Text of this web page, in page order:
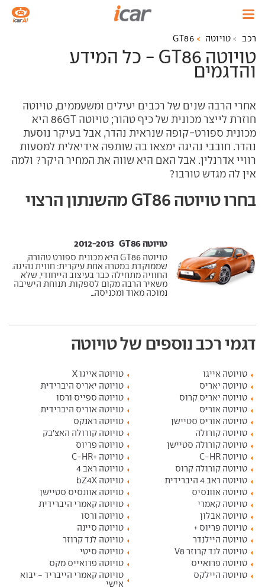
רכב טויוטה GT86
טויוטה GT86 - כל המידע
והדגמים
אחרי הרבה שנים של רכבים יעילים ומשעממים, טויוטה
חוזרת לייצר מכונית של כיף טהור; טויוטה GT
86 היא
מכונית ספורט-קופה שנראית נהדר, אבל בעיקר נוסעת
נהדר. חובבי נהיגה ימצאו בה שותפה אידיאלית למסעות
רוויי אדרנלין. אבל האם היא שווה את המחיר היקר? ולמה
אין לה מגדש טורבו?
בחרו טויוטה GT86 מהשנתון הרצוי
טויוטה GT86 ‏ 2012-2013
טויוטה GT86 היא מכונית ספורט טהורה,
שממוקדת במטרה אחת עיקרית: חווית נהיגה.
החוויה מתחילה כבר בעיצוב הייחודי, שלא
משאיר הרבה מקום לספקות. תנוחת הישיבה
נמוכה מאוד ומכניסה...
דגמי רכב נוספים של טויוטה
טויוטה אייגו
טויוטה אייגו X
טויוטה יאריס
טויוטה יאריס היברידית
טויוטה יאריס קרוס
טויוטה ספייס ורסו
טויוטה אוריס
טויוטה אוריס היברידית
טויוטה אוריס סטיישן
טויוטה ראנקס
טויוטה קורולה
טויוטה קורולה האצ'בק
טויוטה קורולה סטיישן
טויוטה פריוס
טויוטה C-HR
טויוטה +C-HR
טויוטה קורולה קרוס
טויוטה ראב 4
טויוטה ראב 4 היברידית
טויוטה bZ4X
טויוטה אוונסיס
טויוטה אוונסיס סטיישן
טויוטה קאמרי
טויוטה קאמרי היברידית
טויוטה אבלון
טויוטה ורסו
טויוטה פריוס +
טויוטה סיינה
טויוטה היילנדר
טויוטה לנד קרוזר
טויוטה לנד קרוזר V8
טויוטה סיטי
טויוטה פרואייס
טויוטה פרואייס מקס
טויוטה היילקס
טויוטה קאמרי הייבריד - יבוא
אישי